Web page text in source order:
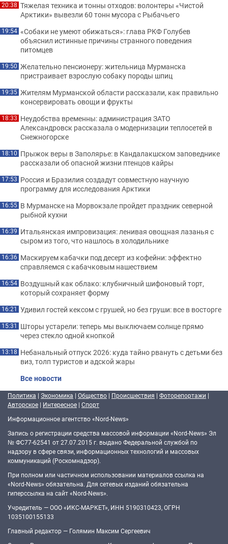
20:38 Тяжелая техника и тонны отходов: волонтеры «Чистой
Арктики» вывезли 60 тонн мусора с Рыбачьего
19:54 «Собаки не умеют обижаться»: глава РКФ Голубев
объяснил истинные причины странного поведения
питомцев
19:50 Желательно пенсионеру: жительница Мурманска
пристраивает взрослую собаку породы шпиц
19:35 Жителям Мурманской области рассказали, как правильно
консервировать овощи и фрукты
18:33 Неудобства временны: администрация ЗАТО
Александровск рассказала о модернизации теплосетей в
Снежногорске
18:10 Прыжок веры в Заполярье: в Кандалакшском заповеднике
рассказали об опасной жизни птенцов кайры
17:53 Россия и Бразилия создадут совместную научную
программу для исследования Арктики
16:55 В Мурманске на Морвокзале пройдет праздник северной
рыбной кухни
16:39 Итальянская импровизация: ленивая овощная лазанья с
сыром из того, что нашлось в холодильнике
16:36 Маскируем кабачки под десерт из кофейни: эффектно
справляемся с кабачковым нашествием
16:54 Воздушный как облако: клубничный шифоновый торт,
который сохраняет форму
16:21 Удивил гостей кексом с грушей, но без груши: все в восторге
15:31 Шторы устарели: теперь мы выключаем солнце прямо
через стекло одной кнопкой
13:18 Небанальный отпуск 2026: куда тайно рвануть с детьми без
виз, толп туристов и адской жары
Все новости
Политика | Экономика | Общество | Происшествия | Фоторепортажи |
Авторское | Интересное | Спорт
Информационное агентство «Nord-News»
Запись о регистрации средства массовой информации «Nord-News» Эл
№ ФС77-62541 от 27.07.2015 г. выдано Федеральной службой по
надзору в сфере связи, информационных технологий и массовых
коммуникаций (Роскомнадзор).
При полном или частичном использовании материалов ссылка на
«Nord-News» обязательна. Для сетевых изданий обязательна
гиперссылка на сайт «Nord-News».
Учредитель — ООО «ИКС-МАРКЕТ», ИНН 5190310423, ОГРН
1035100155133
Главный редактор — Голямин Максим Сергеевич